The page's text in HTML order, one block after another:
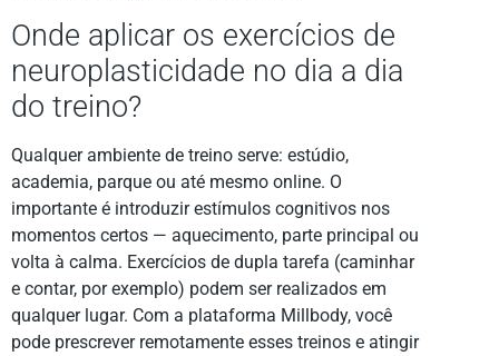
Onde aplicar os exercícios de
neuroplasticidade no dia a dia
do treino?
Qualquer ambiente de treino serve: estúdio,
academia, parque ou até mesmo online. O
importante é introduzir estímulos cognitivos nos
momentos certos — aquecimento, parte principal ou
volta à calma. Exercícios de dupla tarefa (caminhar
e contar, por exemplo) podem ser realizados em
qualquer lugar. Com a plataforma Millbody, você
pode prescrever remotamente esses treinos e atingir